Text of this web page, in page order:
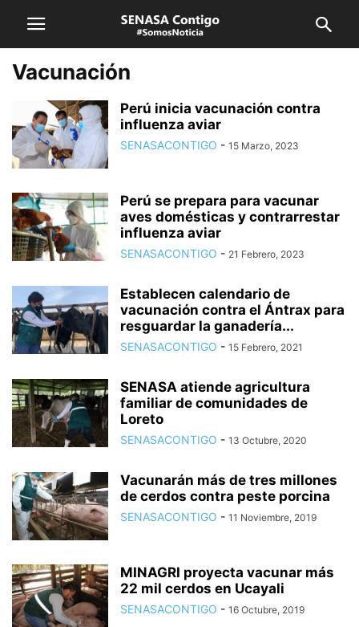
Vacunación
Perú inicia vacunación contra
influenza aviar
SENASACONTIGO - 15 Marzo, 2023
Perú se prepara para vacunar
aves domésticas y contrarrestar
influenza aviar
SENASACONTIGO - 21 Febrero, 2023
Establecen calendario de
vacunación contra el Ántrax para
resguardar la ganadería...
SENASACONTIGO - 15 Febrero, 2021
SENASA atiende agricultura
familiar de comunidades de
Loreto
SENASACONTIGO - 13 Octubre, 2020
Vacunarán más de tres millones
de cerdos contra peste porcina
SENASACONTIGO - 11 Noviembre, 2019
MINAGRI proyecta vacunar más
22 mil cerdos en Ucayali
SENASACONTIGO - 16 Octubre, 2019